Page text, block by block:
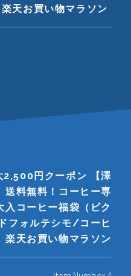
天お買い物マラソン
円クーポン 【澤
料無料！コーヒー専
コーヒー福袋（ビク
フォルテシモ/コーヒ
天お買い物マラソン